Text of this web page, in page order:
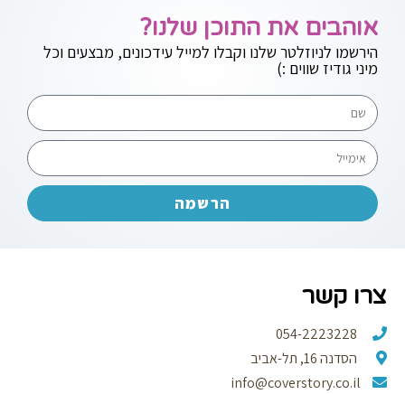
אוהבים את התוכן שלנו?
הירשמו לניוזלטר שלנו וקבלו למייל עידכונים, מבצעים וכל
מיני גודיז שווים :)
הרשמה
קשר
054-2223228
הסדנה 16, תל-אביב
info@coverstory.co.il